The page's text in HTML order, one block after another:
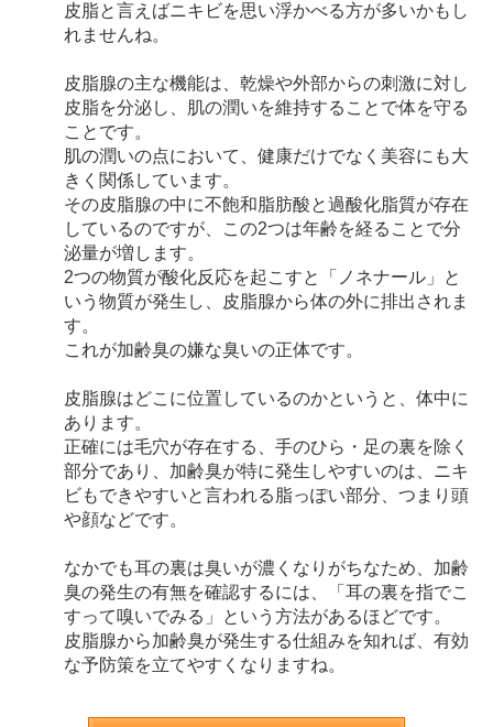
皮脂と言えばニキビを思い浮かべる方が多いかもし
れませんね。
皮脂腺の主な機能は、乾燥や外部からの刺激に対し
皮脂を分泌し、肌の潤いを維持することで体を守る
ことです。
肌の潤いの点において、健康だけでなく美容にも大
きく関係しています。
その皮脂腺の中に不飽和脂肪酸と過酸化脂質が存在
しているのですが、この2つは年齢を経ることで分
泌量が増します。
2つの物質が酸化反応を起こすと「ノネナール」と
いう物質が発生し、皮脂腺から体の外に排出されま
す。
これが加齢臭の嫌な臭いの正体です。
皮脂腺はどこに位置しているのかというと、体中に
あります。
正確には毛穴が存在する、手のひら・足の裏を除く
部分であり、加齢臭が特に発生しやすいのは、ニキ
ビもできやすいと言われる脂っぽい部分、つまり頭
や顔などです。
なかでも耳の裏は臭いが濃くなりがちなため、加齢
臭の発生の有無を確認するには、「耳の裏を指でこ
すって嗅いでみる」という方法があるほどです。
皮脂腺から加齢臭が発生する仕組みを知れば、有効
な予防策を立てやすくなりますね。